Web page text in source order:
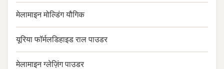
मेलामाइन मोल्डिंग यौगिक
यूरिया फॉर्मलडिहाइड राल पाउडर
मेलामाइन ग्लेज़िंग पाउडर